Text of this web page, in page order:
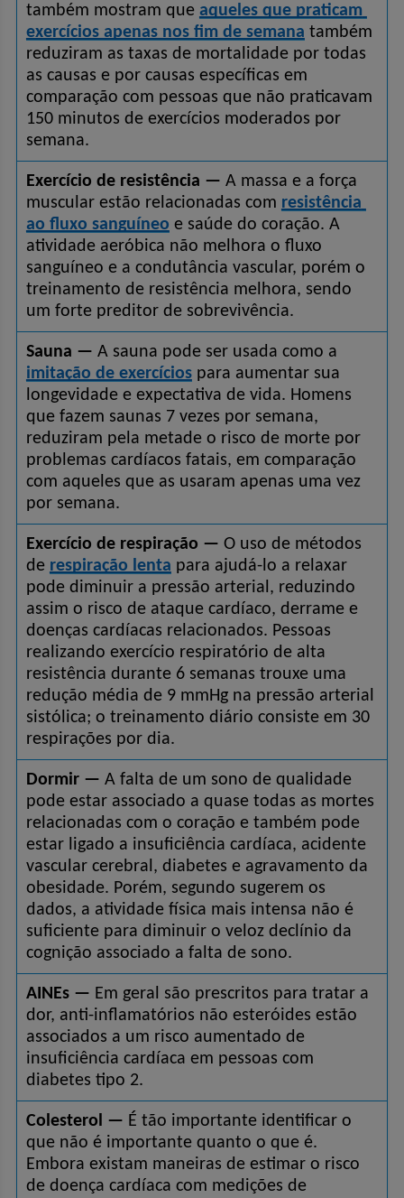
também mostram que aqueles que praticam
exercícios apenas nos fim de semana também
reduziram as taxas de mortalidade por todas
as causas e por causas específicas em
comparação com pessoas que não praticavam
150 minutos de exercícios moderados por
semana.
Exercício de resistência — A massa e a força
muscular estão relacionadas com resistência
ao fluxo sanguíneo e saúde do coração. A
atividade aeróbica não melhora o fluxo
sanguíneo e a condutância vascular, porém o
treinamento de resistência melhora, sendo
um forte preditor de sobrevivência.
Sauna —
imitação de exercícios para aumentar sua
longevidade e expectativa de vida. Homens
que fazem saunas 7 vezes por semana,
reduziram pela metade o risco de morte por
problemas cardíacos fatais, em comparação
com aqueles que as usaram apenas uma vez
por semana.
Exercício de respiração — O uso de métodos
de respiração lenta para ajudá-lo a relaxar
pode diminuir a pressão arterial, reduzindo
assim o risco de ataque cardíaco, derrame e
doenças cardíacas relacionados. Pessoas
realizando exercício respiratório de alta
resistência durante 6 semanas trouxe uma
redução média de 9 mmHg na pressão arterial
sistólica; o treinamento diário consiste em 30
respirações por dia.
Dormir — A falta de um sono de qualidade
pode estar associado a quase todas as mortes
relacionadas com o coração e também pode
estar ligado a insuficiência cardíaca, acidente
vascular cerebral, diabetes e agravamento da
obesidade. Porém, segundo sugerem os
dados, a atividade física mais intensa não é
suficiente para diminuir o veloz declínio da
cognição associado a falta de sono.
AINEs — Em geral são prescritos para tratar a
dor, anti-inflamatórios não esteróides estão
associados a um risco aumentado de
insuficiência cardíaca em pessoas com
diabetes tipo 2.
Colesterol — É tão importante identificar o
que não é importante quanto o que é.
Embora existam maneiras de estimar o risco
de doença cardíaca com medições de